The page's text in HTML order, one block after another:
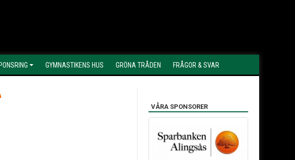
GYMNASTIKENS HUS GRÖNA TRÅDEN FRÅGOR & SVAR
VÅRA SPONSORER